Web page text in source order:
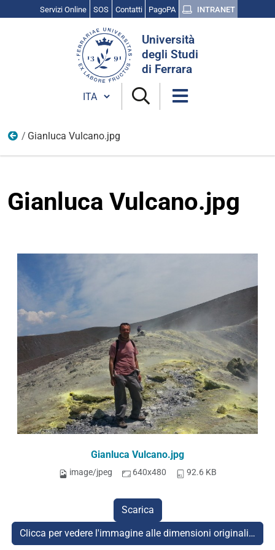
Servizi Online SOS Contatti PagoPA INTRANET
Università
degli Studi
di Ferrara
Cambia lingua
Scienza, cultura e ricerca
Gianluca Vulcano.jpg
Gianluca Vulcano.jpg
Gianluca Vulcano.jpg
image/jpeg 640x480 92.6 KB
Scarica
Clicca per vedere l'immagine alle dimensioni originali…